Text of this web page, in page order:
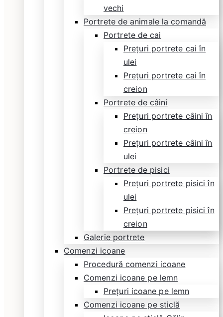
vechi
Portrete de animale la comandă
Portrete de cai
Prețuri portrete cai în
ulei
Prețuri portrete cai în
creion
Portrete de câini
Prețuri portrete câini în
creion
Prețuri portrete câini în
ulei
Portrete de pisici
Prețuri portrete pisici în
ulei
Prețuri portrete pisici în
creion
Galerie portrete
Comenzi icoane
Procedură comenzi icoane
Comenzi icoane pe lemn
Prețuri icoane pe lemn
Comenzi icoane pe sticlă